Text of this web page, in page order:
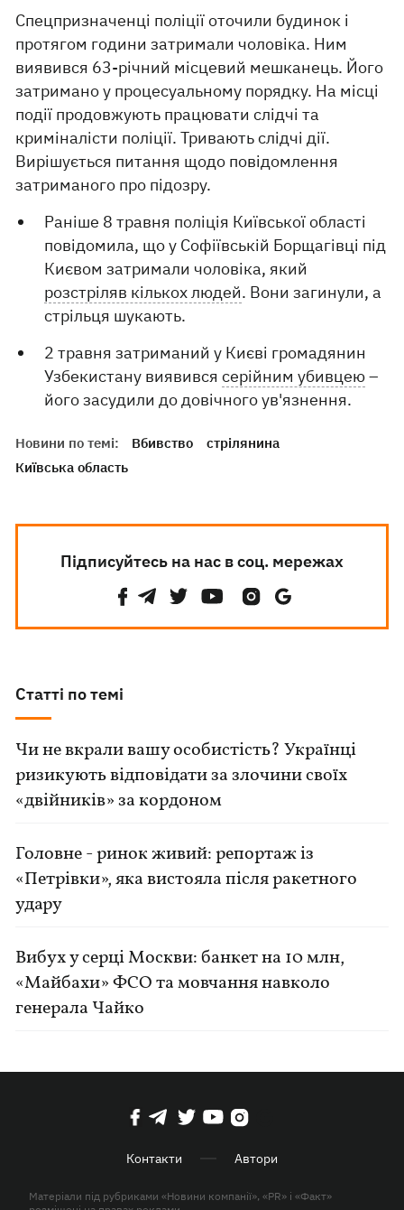
Спецпризначенці поліції оточили будинок і
протягом години затримали чоловіка. Ним
виявився 63-річний місцевий мешканець. Його
затримано у процесуальному порядку. На місці
події продовжують працювати слідчі та
криміналісти поліції. Тривають слідчі дії.
Вирішується питання щодо повідомлення
затриманого про підозру.
Раніше 8 травня поліція Київської області
повідомила, що у Софіївській Борщагівці під
Києвом затримали чоловіка, який
розстріляв кількох людей. Вони загинули, а
стрільця шукають.
2 травня затриманий у Києві громадянин
Узбекистану виявивсясерійним убивцею–
його засудили до довічного ув'язнення.
Новини по темі: Вбивство
стрілянина
Київська область
Підписуйтесь на нас в соц. мережах
Статті по темі
Чи не вкрали вашу особистість? Українці
ризикують відповідати за злочини своїх
«двійників» за кордоном
Головне - ринок живий: репортаж із
«Петрівки», яка вистояла після ракетного
удару
Вибух у серці Москви: банкет на 10 млн,
«Майбахи» ФСО та мовчання навколо
генерала Чайко
Контакти Автори
Матеріали під рубриками «Новини компанії», «PR» і «Факт»